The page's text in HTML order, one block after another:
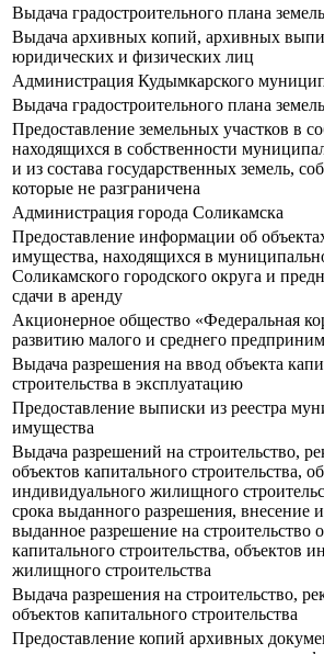
Выдача градостроительного плана
Выдача архивных копий, архивных
юридических и физических лиц
Администрация Кудымкарского
Выдача градостроительного плана
Предоставление земельных участков в
находящихся в собственности
и из состава государственных земель,
которые не разграничена
Администрация города Соликамска
Предоставление информации об
имущества, находящихся в
Соликамского городского округа и
сдачи в аренду
Акционерное общество «Федеральная
развитию малого и среднего
Выдача разрешения на ввод объекта
строительства в эксплуатацию
Предоставление выписки из реестра
имущества
Выдача разрешений на строительство,
объектов капитального строительства,
индивидуального жилищного
срока выданного разрешения, внесение
выданное разрешение на строительство
капитального строительства, объектов
жилищного строительства
Выдача разрешения на строительство,
объектов капитального строительства
Предоставление копий архивных